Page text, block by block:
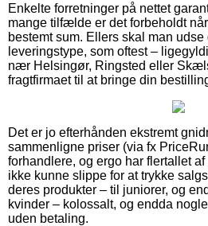
Enkelte forretninger på nettet
mange tilfælde er det forbeholdt
bestemt sum. Ellers skal man
leveringstype, som oftest –
nær Helsingør, Ringsted eller
fragtfirmaet til at bringe din
Det er jo efterhånden ekstremt
sammenligne priser (via fx
forhandlere, og ergo har flertallet
ikke kunne slippe for at trykke
deres produkter – til juniorer, og
kvinder – kolossalt, og endda
uden betaling.